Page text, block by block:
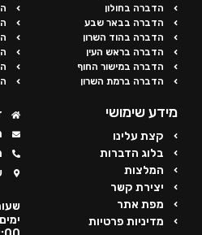
הדברה בחולון
הדברה בבאר שבע
הדברה בהוד השרון
הדברה בראש העין
הדברה במישור החוף
הדברה ברמת השרון
מידע שימושי
קצת עלינו
בלוג הדברות
המלצות
יצירת קשר
מפת אתר
מדיניות פרטיות